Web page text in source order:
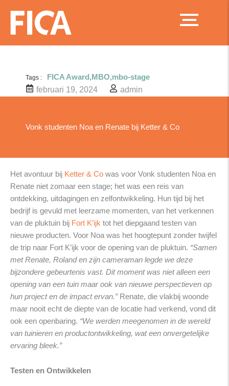
Tags : FICA Award,MBO,mbo-stage
februari 19, 2024
admin
Vonk studenten Noa en Renate bij Ketter & Co
Het avontuur bij Ketter & Co was voor Vonk studenten Noa en
Renate niet zomaar een stage; het was een reis van
ontdekking, uitdagingen en zelfontwikkeling. Hun tijd bij het
bedrijf is gevuld met leerzame momenten, van het verkennen
van de pluktuin bij Fort K’ijk tot het diepgaand testen van
nieuwe producten. Voor Noa was het hoogtepunt zonder twijfel
de trip naar Fort K’ijk voor de opening van de pluktuin. “Samen
met Renate, Roland en zijn cameraman legde we deze
bijzondere gebeurtenis vast. Dit moment was niet alleen een
opening van een tuin maar ook van nieuwe perspectieven op
hun project en de impact ervan.”Renate, die vlakbij woonde
maar nooit echt de diepte van de locatie had verkend, vond dit
ook een openbaring. “We werden meegenomen in de wereld
van tuinieren en productontwikkeling, wat een onvergetelijke
ervaring bleek.”
Testen en Ontwikkelen